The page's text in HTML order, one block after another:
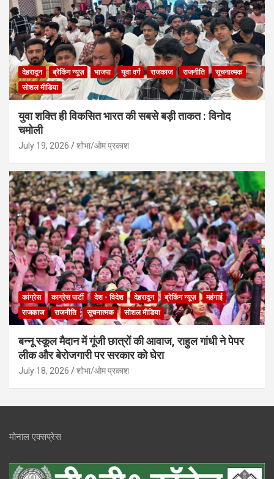
देहरादून ब्रेकिंग न्यूज़ भाजपा युवा वर्ग राजकाज राजनीति
सूचनात्मक
सोशल मीडिया
युवा शक्ति ही विकसित भारत की सबसे बड़ी ताकत : विनोद
चमोली
July 19, 2026 शोभा/ओम प्रकाश
कांग्रेस काग्रेस पार्टी देश - विदेश देहरादून ब्रेकिंग न्यूज़
महंगाई
राजकाज
राजनीति सूचनात्मक सोशल मीडिया
बन्नू स्कूल मैदान में गूंजी छात्रों की आवाज, राहुल गांधी ने पेपर
लीक और बेरोजगारी पर सरकार को घेरा
July 18, 2026 शोभा/ओम प्रकाश
मोनाल एक्सप्रेस